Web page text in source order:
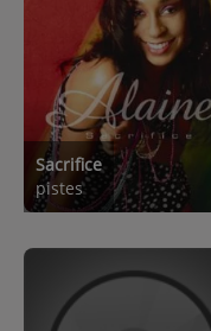
Sacrifice
pistes